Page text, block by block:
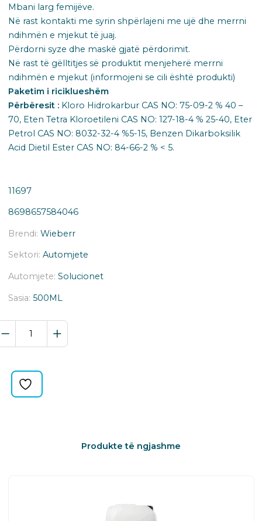
Mbani larg femijëve.​
Në rast kontakti me syrin shpërlajeni me ujë dhe merrni
ndihmën e mjekut të juaj.​
Përdorni syze dhe maskë gjatë përdorimit.​
Në rast të gëlltitjes së produktit menjeherë merrni
ndihmën e mjekut (informojeni se cili është produkti)
Paketim i riciklueshëm ​
Përbëresit :Kloro Hidrokarbur CAS NO: 75-09-2 % 40 –
70, Eten Tetra Kloroetileni CAS NO: 127-18-4 % 25-40, Eter
Petrol CAS NO: 8032-32-4 %5-15, Benzen Dikarboksilik
Acid Dietil Ester CAS NO: 84-66-2 % < 5.
11697
8698657584046
Brendi: Wieberr
Sektori: Automjete
Automjete: Solucionet
Sasia: 500ML
SPREJ
Produkte të ngjashme